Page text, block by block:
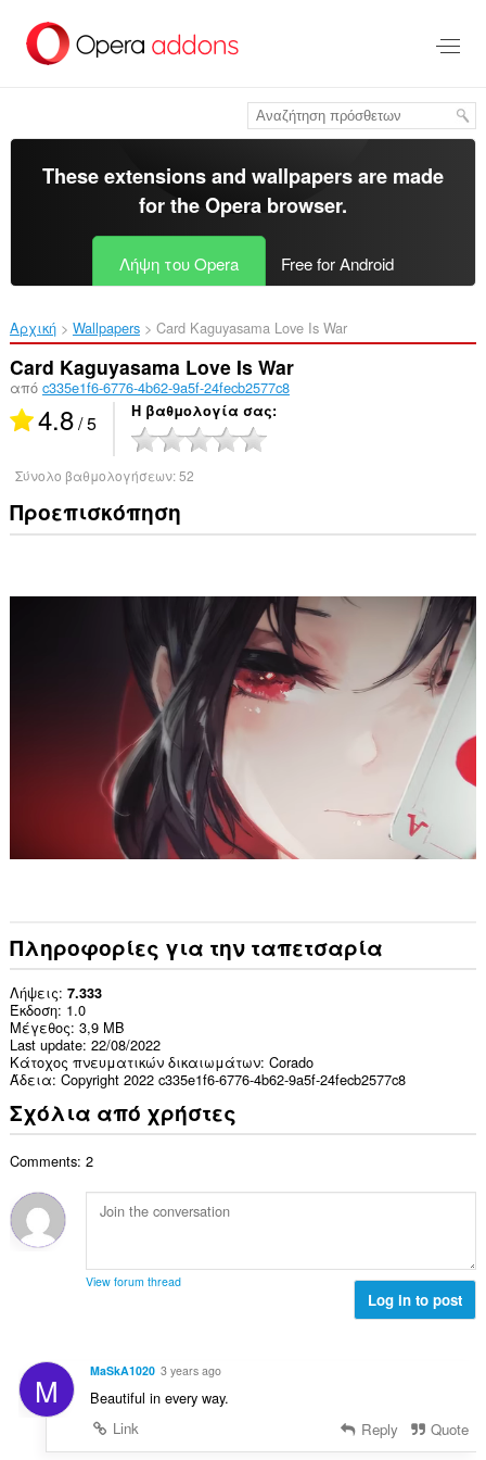
στο
κύριο
These extensions and wallpapers are made
for theOpera browser.
Λήψη του Opera Free for Android
Αρχική Wallpapers Card Kaguyasama Love Is War‎
Card Kaguyasama Love Is War
από c335e1f6-6776-4b62-9a5f-24fecb2577c8
4.8/ 5 Η βαθμολογία σας
Σύνολο βαθμολογήσεων:52
Προεπισκόπηση
Πληροφορίες για την ταπετσαρία
Λήψεις 7.333
Έκδοση 1.0
Μέγεθος 3,9 MB
Last update 22/08/2022
Κάτοχος πνευματικών δικαιωμάτων Corado
Άδεια Copyright 2022 c335e1f6-6776-4b62-9a5f-24fecb2577c8
Σχόλια από χρήστες
Comments: 2
View forum thread
Log in to post
M MaSkA1020 3 years ago
Beautiful in every way.
Link
Reply Quote